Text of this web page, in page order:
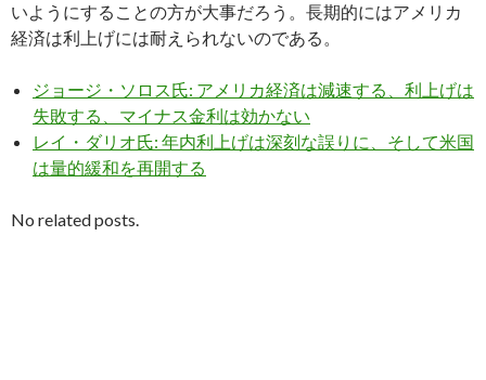
いようにすることの方が大事だろう。長期的にはアメリカ
経済は利上げには耐えられないのである。
ジョージ・ソロス氏: アメリカ経済は減速する、利上げは
失敗する、マイナス金利は効かない
レイ・ダリオ氏: 年内利上げは深刻な誤りに、そして米国
は量的緩和を再開する
No related posts.